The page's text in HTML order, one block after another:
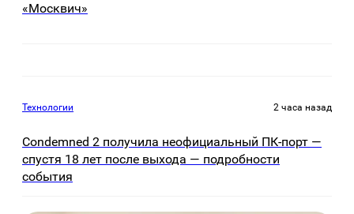
«Москвич»
Технологии 2 часа назад
Condemned 2 получила неофициальный ПК-порт —
спустя 18 лет после выхода — подробности
события